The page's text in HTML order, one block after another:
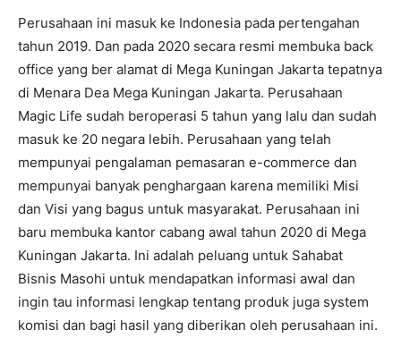
Perusahaan ini masuk ke Indonesia pada pertengahan
tahun 2019. Dan pada 2020 secara resmi membuka back
office yang ber alamat di Mega Kuningan Jakarta tepatnya
di Menara Dea Mega Kuningan Jakarta. Perusahaan
Magic Life sudah beroperasi 5 tahun yang lalu dan sudah
masuk ke 20 negara lebih. Perusahaan yang telah
mempunyai pengalaman pemasaran e-commerce dan
mempunyai banyak penghargaan karena memiliki Misi
dan Visi yang bagus untuk masyarakat. Perusahaan ini
baru membuka kantor cabang awal tahun 2020 di Mega
Kuningan Jakarta. Ini adalah peluang untuk Sahabat
Bisnis Masohi untuk mendapatkan informasi awal dan
ingin tau informasi lengkap tentang produk juga system
komisi dan bagi hasil yang diberikan oleh perusahaan ini.